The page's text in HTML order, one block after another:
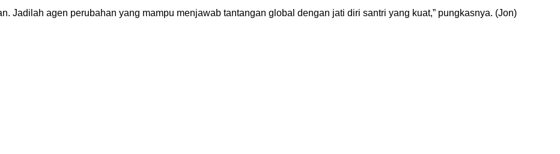
Jadilah agen perubahan yang mampu menjawab tantangan global dengan jati diri santri yang kuat,” pungkasnya. (Jon)